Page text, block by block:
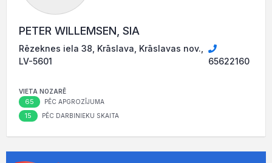
PETER WILLEMSEN, SIA
Rēzeknes iela 38, Krāslava, Krāslavas nov.,
LV-5601
65622160
VIETA NOZARĒ
65 PĒC APGROZĪJUMA
15 PĒC DARBINIEKU SKAITA